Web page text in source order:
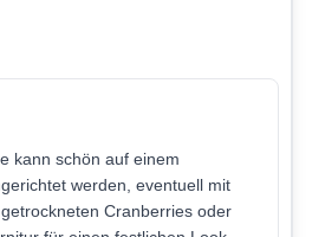
kann schön auf einem
werden, eventuell mit
Cranberries oder